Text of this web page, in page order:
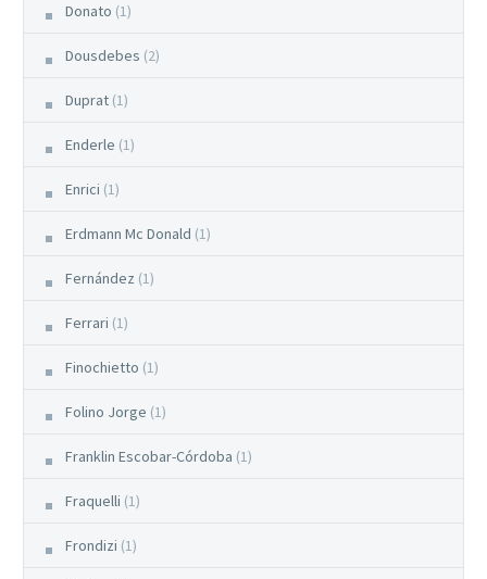
Donato (1)
Dousdebes (2)
Duprat (1)
Enderle (1)
Enrici (1)
Erdmann Mc Donald (1)
Fernández (1)
Ferrari (1)
Finochietto (1)
Folino Jorge (1)
Franklin Escobar-Córdoba (1)
Fraquelli (1)
Frondizi (1)